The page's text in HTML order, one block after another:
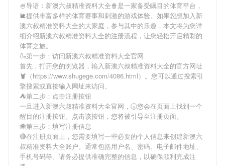
🍧导语： 新澳六叔精准资料大全🍿是一家备受瞩目的体育平台，
🐌提供丰富多样的体育赛事和刺激的游戏体验。如果您想加入新
澳六叔精准资料大全的大家庭，参与其中的乐趣，本文将为您详
细介绍新澳六叔精准资料大全的注册流程，让您轻松开启精彩的
体育之旅。
🍶第一步：访问新澳六叔精准资料大全官网
首先，打开您的浏览器，输入新澳六叔精准资料大全的官方网址
🦞（https://www.shugege.com/4086.html）。您可以通过搜索引
擎搜索或直接输入网址来访问。
⛺第二步：点击注册按钮
一旦进入新澳六叔精准资料大全官网，🕠您会在页面上找到一个
醒目的注册按钮。点击该按钮，您将被引导至注册页面。
🐝第三步：填写注册信息
🔴在注册页面上，您需要填写一些必要的个人信息来创建新澳六
叔精准资料大全账户。通常包括用户名、密码、电子邮件地址、
手机号码等。请务必提供准确完整的信息，以确保顺利完成注